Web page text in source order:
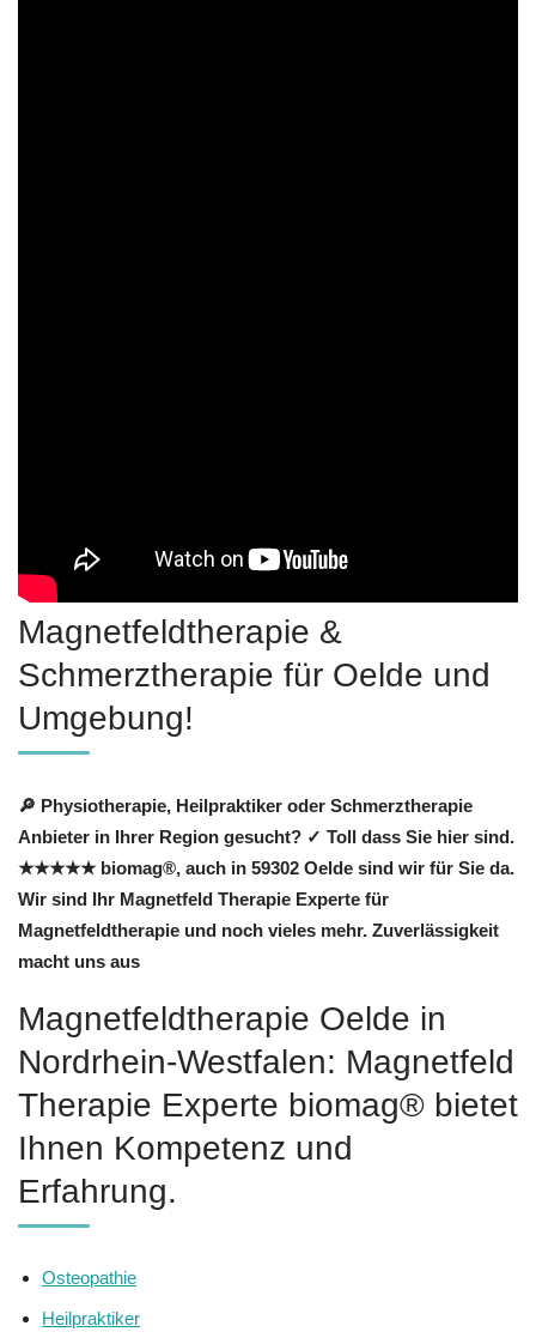
Magnetfeldtherapie &
Schmerztherapie für Oelde und
Umgebung!
🔎 Physiotherapie, Heilpraktiker oder Schmerztherapie
Anbieter in Ihrer Region gesucht? ✓ Toll dass Sie hier sind.
★★★★★ biomag®, auch in 59302 Oelde sind wir für Sie da.
Wir sind Ihr Magnetfeld Therapie Experte für
Magnetfeldtherapie und noch vieles mehr. Zuverlässigkeit
macht uns aus
Magnetfeldtherapie Oelde in
Nordrhein-Westfalen: Magnetfeld
Therapie Experte biomag® bietet
Ihnen Kompetenz und
Erfahrung.
Osteopathie
Heilpraktiker